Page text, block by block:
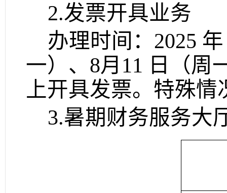
2.发票开具业务
办理时间： 2025
一）、8月11 日（周
上开具发票。特殊情
3.暑期财务服务大